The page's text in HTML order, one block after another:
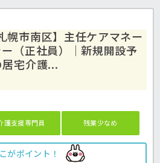
札幌市南区】主任ケアマネー
（正社員）｜新規開設予
居宅介護...
護支援専門員 残業少なめ
がポイント！